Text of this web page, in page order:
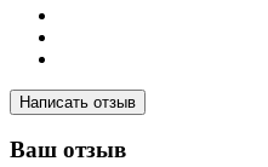
Написать отзыв
Ваш отзыв